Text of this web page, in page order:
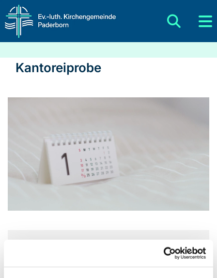
Kantoreiprobe
Montag, 7. September 2026, 19:45 -
20:45 Uhr